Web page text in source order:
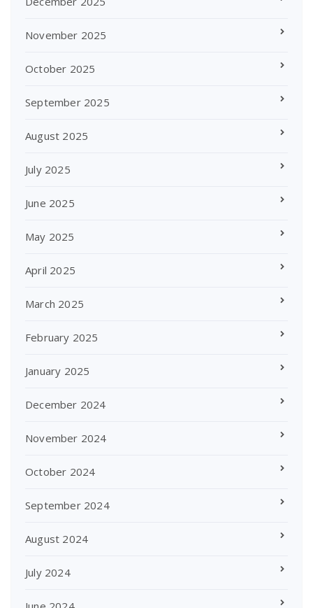
November 2025
October 2025
September 2025
August 2025
July 2025
June 2025
May 2025
April 2025
March 2025
February 2025
January 2025
December 2024
November 2024
October 2024
September 2024
August 2024
July 2024